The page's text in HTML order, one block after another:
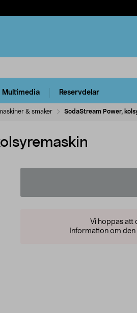
Multimedia Reservdelar
& smaker SodaStream Power,
Vi hoppas att
Information om